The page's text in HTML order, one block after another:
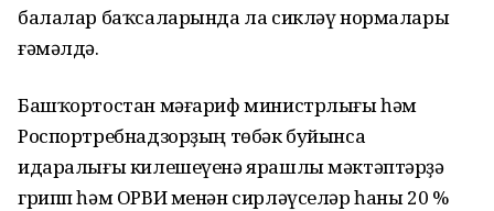
балалар баҡсаларында ла сикләү нормалары
ғәмәлдә.
Башҡортостан мәғариф министрлығы һәм
Роспортребнадзорҙың төбәк буйынса
идаралығы килешеүенә ярашлы мәктәптәрҙә
грипп һәм ОРВИ менән сирләүселәр һаны 20 %